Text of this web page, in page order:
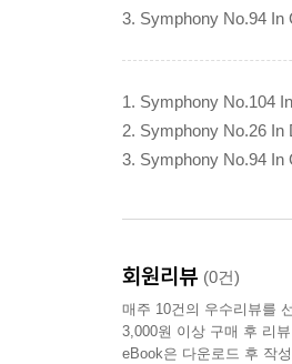
3. Symphony No.94 In
1. Symphony No.104
2. Symphony No.26 In
3. Symphony No.94 In
회원리뷰 (0건)
매주 10건의 우수리뷰를
3,000원 이상 구매 후 리
eBook은 다운로드 후 작